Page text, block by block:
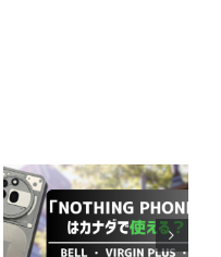
Bell Mobilityユ
ーザー必見！